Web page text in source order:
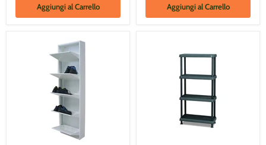
Aggiungi al Carrello Aggiungi al Carrello